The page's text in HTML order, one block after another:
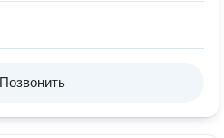
Позвонить